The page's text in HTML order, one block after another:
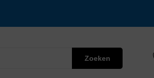
Zoeken